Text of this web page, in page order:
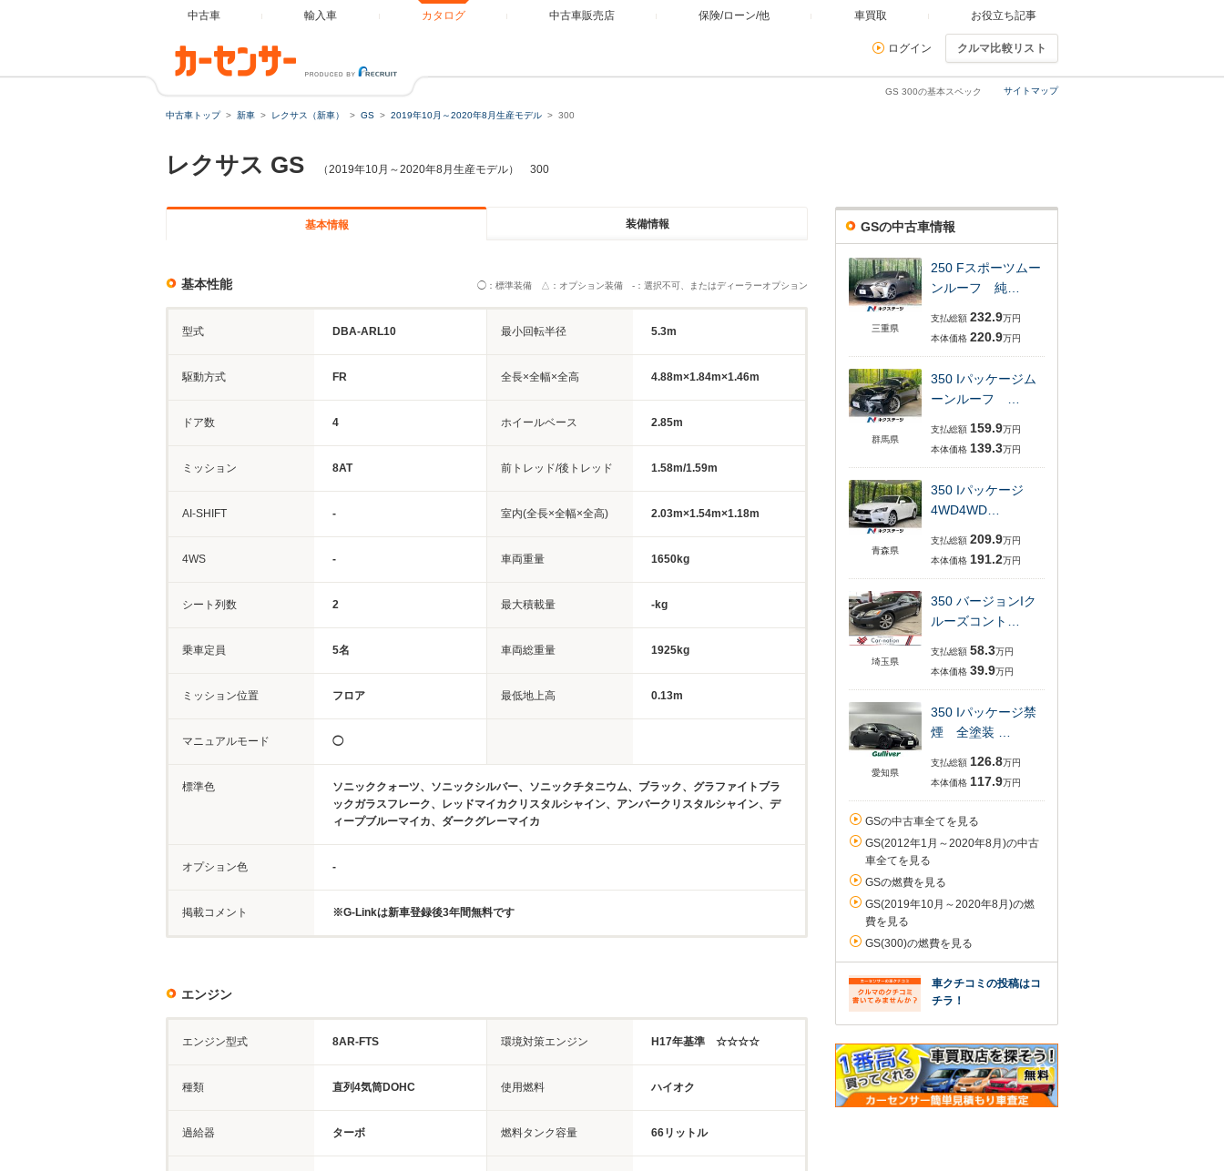
中古車 輸入車 カタログ 中古車販売店 保険/ローン/他 車買取 お役立ち記事
ログイン クルマ比較リスト
サイトマップ
GS 300の基本スペック
中古車トップ 新車 レクサス（新車） GS 2019年10月～2020年8月生産モデル 300
レクサス GS （2019年10月～2020年8月生産モデル） 300
基本情報 装備情報
基本性能 ◯：標準装備 △：オプション装備 -：選択不可、またはディーラーオプション
型式 DBA-ARL10 最小回転半径 5.3m
駆動方式 FR 全長×全幅×全高 4.88m×1.84m×1.46m
ドア数 4 ホイールベース 2.85m
ミッション 8AT 前トレッド/後トレッド 1.58m/1.59m
AI-SHIFT - 室内(全長×全幅×全高) 2.03m×1.54m×1.18m
4WS - 車両重量 1650kg
シート列数 2 最大積載量 -kg
乗車定員 5名 車両総重量 1925kg
ミッション位置 フロア 最低地上高 0.13m
マニュアルモード ◯
標準色
ソニッククォーツ、ソニックシルバー、ソニックチタニウム、ブラック、グラファイトブラ
ックガラスフレーク、レッドマイカクリスタルシャイン、アンバークリスタルシャイン、デ
ィープブルーマイカ、ダークグレーマイカ
オプション色 -
掲載コメント ※G-Linkは新車登録後3年間無料です
エンジン
エンジン型式 8AR-FTS 環境対策エンジン H17年基準 ☆☆☆☆
種類 直列4気筒DOHC 使用燃料 ハイオク
過給器 ターボ 燃料タンク容量 66リットル
GSの中古車情報
三重県
250 Fスポーツムー
ンルーフ 純…
支払総額 232.9万円
本体価格 220.9万円
群馬県
350 Iパッケージム
ーンルーフ …
支払総額 159.9万円
本体価格 139.3万円
青森県
350 Iパッケージ
4WD4WD…
支払総額 209.9万円
本体価格 191.2万円
埼玉県
350 バージョンIク
ルーズコント…
支払総額 58.3万円
本体価格 39.9万円
愛知県
350 Iパッケージ禁
煙 全塗装 …
支払総額 126.8万円
本体価格 117.9万円
GSの中古車全てを見る
GS(2012年1月～2020年8月)の中古
車全てを見る
GSの燃費を見る
GS(2019年10月～2020年8月)の燃
費を見る
GS(300)の燃費を見る
車クチコミの投稿はコ
チラ！